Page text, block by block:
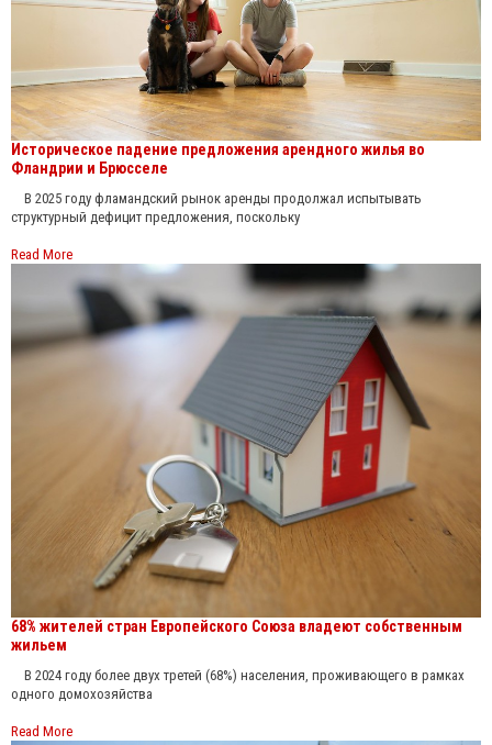
Историческое падение предложения арендного жилья во
Фландрии и Брюсселе
В 2025 году фламандский рынок аренды продолжал испытывать
структурный дефицит предложения, поскольку
Read More
68% жителей стран Европейского Союза владеют собственным
жильем
В 2024 году более двух третей (68%) населения, проживающего в рамках
одного домохозяйства
Read More